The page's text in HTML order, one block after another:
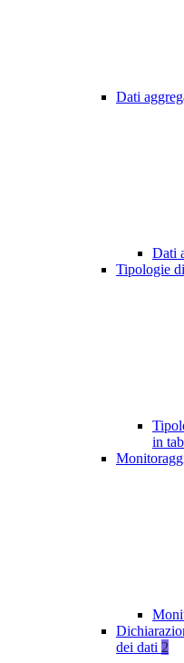
Dati
Dati
Tipologie
in
dei dati 2